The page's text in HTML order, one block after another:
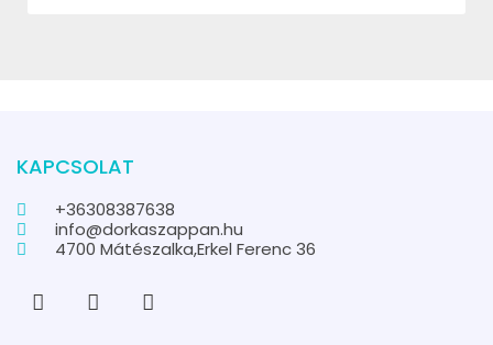
KAPCSOLAT
+36308387638
info@dorkaszappan.hu
4700 Mátészalka,Erkel Ferenc 36